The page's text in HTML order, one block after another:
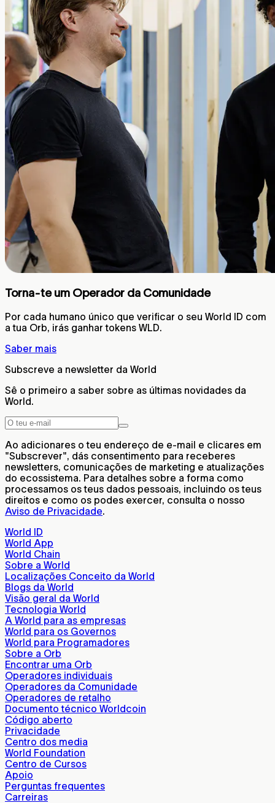
Torna-te um Operador da Comunidade
Por cada humano único que verificar o seu World ID com
a tua Orb, irás ganhar tokens WLD.
Saber mais
Subscreve a newsletter da World
Sê o primeiro a saber sobre as últimas novidades da
World.
Ao adicionares o teu endereço de e-mail e clicares em
"Subscrever", dás consentimento para receberes
newsletters, comunicações de marketing e atualizações
do ecossistema. Para detalhes sobre a forma como
processamos os teus dados pessoais, incluindo os teus
direitos e como os podes exercer, consulta o nosso
Aviso de Privacidade.
World ID
World App
World Chain
Sobre a World
Localizações Conceito da World
Blogs da World
Visão geral da World
Tecnologia World
A World para as empresas
World para os Governos
World para Programadores
Sobre a Orb
Encontrar uma Orb
Operadores individuais
Operadores da Comunidade
Operadores de retalho
Documento técnico Worldcoin
Código aberto
Privacidade
Centro dos media
World Foundation
Centro de Cursos
Apoio
Perguntas frequentes
Carreiras